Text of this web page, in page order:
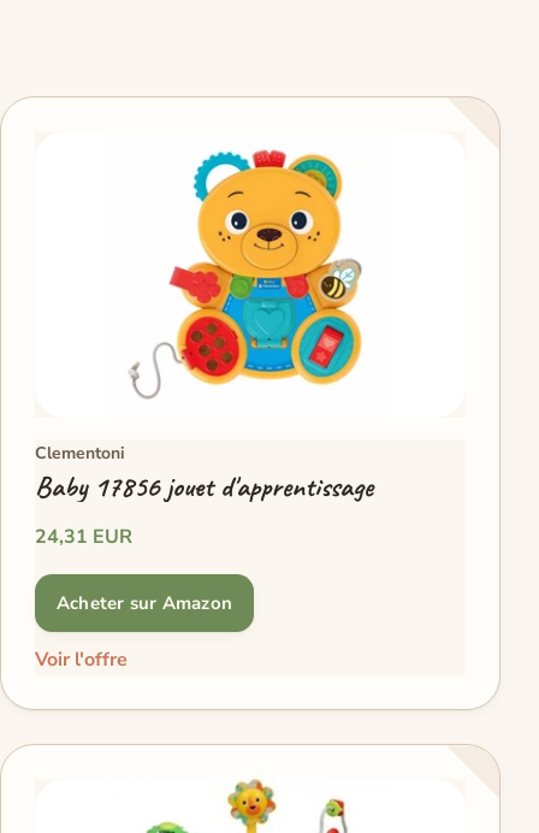
Clementoni
Baby 17856 jouet d'apprentissage
24,31 EUR
Acheter sur Amazon
Voir l'offre